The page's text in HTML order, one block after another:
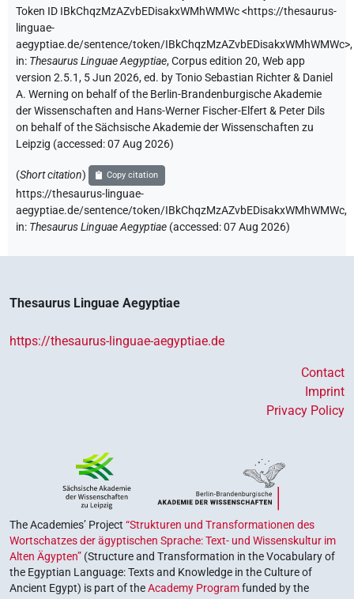
Token ID IBkChqzMzAZvbEDisakxWMhWMWc<https://thesaurus-
linguae-
aegyptiae.de/sentence/token/IBkChqzMzAZvbEDisakxWMhWMWc>,
in: Thesaurus Linguae Aegyptiae,Corpus edition 20, Web app
version 2.5.1, 5 Jun 2026, ed. by Tonio Sebastian Richter & Daniel
A. Werning on behalf of the Berlin-Brandenburgische Akademie
der Wissenschaften and Hans-Werner Fischer-Elfert & Peter Dils
on behalf of the Sächsische Akademie der Wissenschaften zu
Leipzig (accessed:07 Aug 2026)
(Short citation) Copy citation
https://thesaurus-linguae-
aegyptiae.de/sentence/token/IBkChqzMzAZvbEDisakxWMhWMWc,
in: Thesaurus Linguae Aegyptiae (accessed:07 Aug 2026)
Thesaurus Linguae Aegyptiae
https://thesaurus-linguae-aegyptiae.de
Contact
Imprint
Privacy Policy
The Academies’ Project “Strukturen und Transformationen des
Wortschatzes der ägyptischen Sprache: Text- und Wissenskultur im
Alten Ägypten” (Structure and Transformation in the Vocabulary of
the Egyptian Language: Texts and Knowledge in the Culture of
Ancient Egypt) is part of theAcademy Programfunded by the